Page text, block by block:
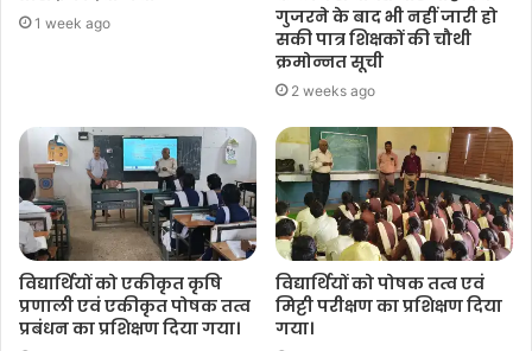
1 week ago
गुजरने के बाद भी नहीं जारी हो
सकी पात्र शिक्षकों की चौथी
क्रमोन्नत सूची
2 weeks ago
विद्यार्थियों को एकीकृत कृषि
प्रणाली एवं एकीकृत पोषक तत्व
प्रबंधन का प्रशिक्षण दिया गया।
विद्यार्थियों को पोषक तत्व एवं
मिट्टी परीक्षण का प्रशिक्षण दिया
गया।